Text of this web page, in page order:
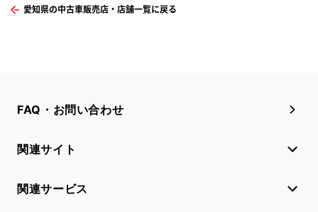
愛知県の中古車販売店・店舗一覧に戻る
FAQ・お問い合わせ
関連サイト
関連サービス